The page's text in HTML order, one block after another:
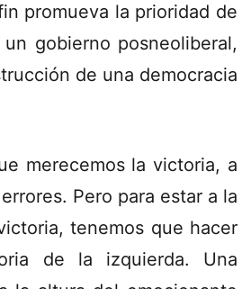
promueva la prioridad de
gobierno posneoliberal,
de una democracia
merecemos la victoria, a
Pero para estar a la
tenemos que hacer
de la izquierda. Una